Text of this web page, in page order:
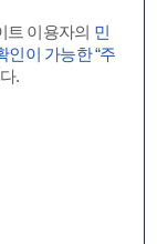
트 이용자의 민
인이 가능한 “주
.